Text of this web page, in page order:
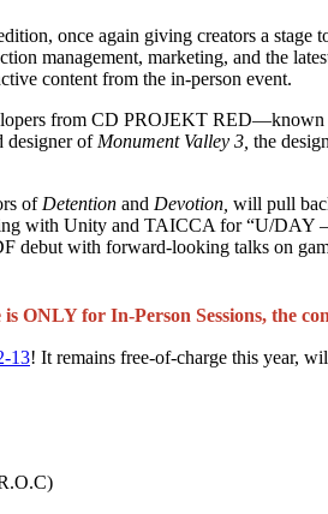
once again giving creators a
management, marketing, and the
content from the in-person event.
from CD PROJEKT
designer of Monument Valley 3, the
of Detention and Devotion, will pull
with Unity and TAICCA for “U/DAY
with forward-looking talks on
ONLY for In-Person Sessions, the
13! It remains free-of-charge this year,